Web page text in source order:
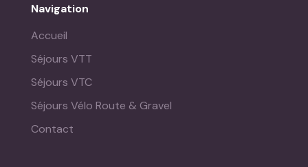
Navigation
Accueil
Séjours VTT
Séjours VTC
Séjours Vélo Route & Gravel
Contact